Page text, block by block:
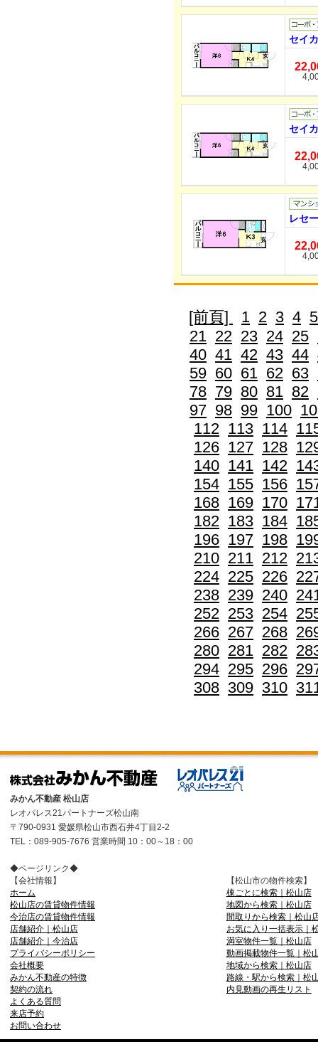
セイ
セイ
レセ
[前頁] 1 2 3 4 5
21 22 23 24 25
40 41 42 43 44
59 60 61 62 63
78 79 80 81 82
97 98 99 100
112 113 114
126 127 128
140 141 142
154 155 156
168 169 170
182 183 184
196 197 198
210 211 212
224 225 226
238 239 240
252 253 254
266 267 268
280 281 282
294 295 296
308 309 310
みかん不動産 松山店
レオパレス21パートナーズ松山南
〒790-0931 愛媛県松山市西石井4丁目2-2
TEL：089-905-7676 営業時間 10：00～18：00
◆ページリンク◆
【会社情報】
ホーム
松山店の賃貸物件情報
今治店の賃貸物件情報
店舗紹介｜松山店
店舗紹介｜今治店
プライバシーポリシー
会社概要
みかん不動産の特徴
契約の流れ
よくある質問
来店予約
お問い合わせ
【松山市の物件検索】
棟ごとに検索｜松山店
地図から検索｜松山店
間取りから検索｜松山
お気に入り一括表示｜
満室物件一覧｜松山店
動画掲載物件一覧｜松
地域から検索｜松山店
路線・駅から検索｜松
内見動画の再生リスト